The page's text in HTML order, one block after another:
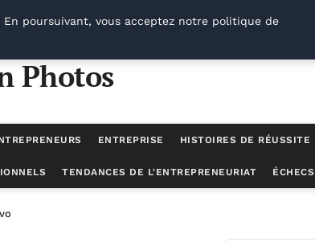
Photos
ENTREPRISE HISTOIRES DE RÉUSSITE
TENDANCES DE L'ENTREPRENEURIAT
employés
poursuivant, vous acceptez notre politique de